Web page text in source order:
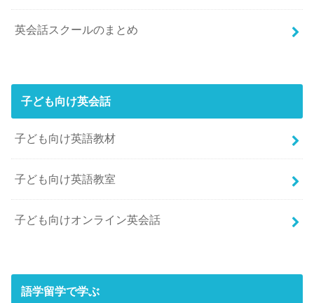
英会話スクールのまとめ
子ども向け英会話
子ども向け英語教材
子ども向け英語教室
子ども向けオンライン英会話
語学留学で学ぶ